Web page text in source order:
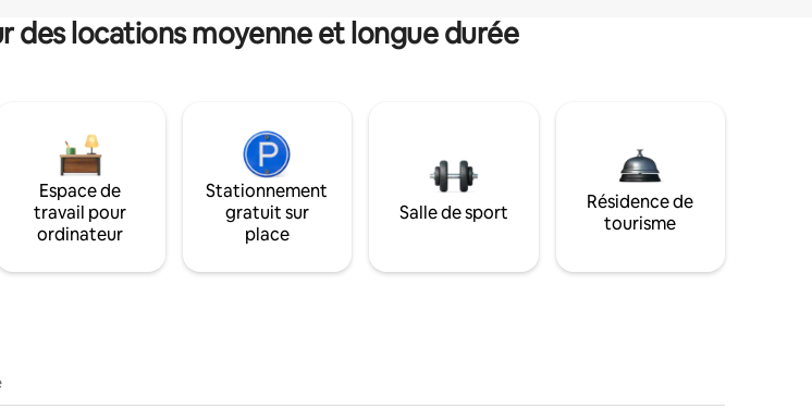
des locations moyenne et longue durée
Espace de
travail pour
ordinateur
Stationnement
gratuit sur
place
Salle de sport
Résidence de
tourisme